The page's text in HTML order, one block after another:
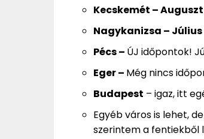
Kecskemét –
Nagykanizsa – Július
Pécs – ÚJ időpontok!
Eger– Még nincs
Budapest – igaz, itt
Egyéb város is lehet,
szerintem a fentiekből